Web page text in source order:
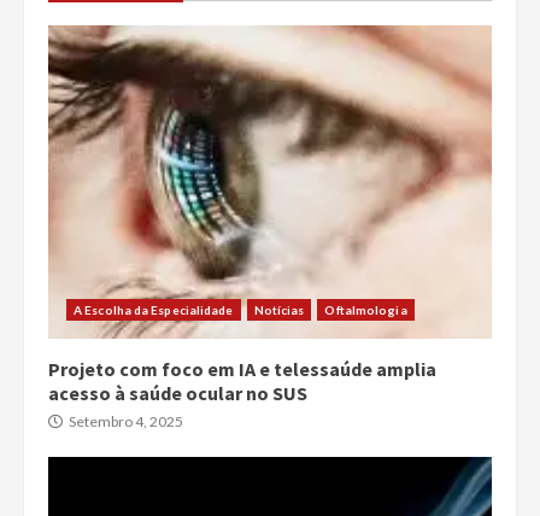
A Escolha da Especialidade Notícias Oftalmologia
Projeto com foco em IA e telessaúde amplia
acesso à saúde ocular no SUS
Setembro 4, 2025